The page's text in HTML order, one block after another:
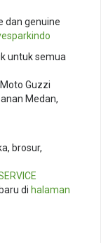
dan genuine
untuk semua
Guzzi
Medan,
brosur,
di halaman